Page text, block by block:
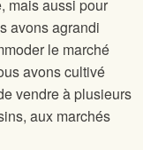
mais aussi pour
avons agrandi
le marché
avons cultivé
vendre à plusieurs
aux marchés